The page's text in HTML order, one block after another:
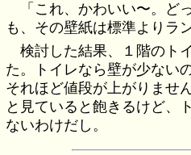
「これ、かわいい〜。ど
も、その壁紙は標準よりラ
検討した結果、１階のト
た。トイレなら壁が少ない
それほど値段が上がりませ
と見ていると飽きるけど、
ないわけだし。